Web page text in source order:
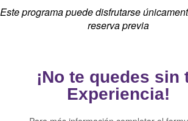
Este programa puede disfrutarse
reserva previa
¡No te quedes sin
Experiencia!